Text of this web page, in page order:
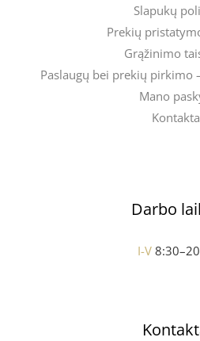
Slapukų
Prekių
Grąžinimo
Paslaugų bei prekių pirkimo
Mano
Darbo
I-V